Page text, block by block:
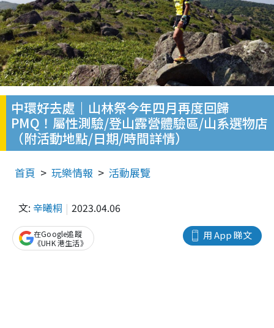
中環好去處｜山林祭今年四月再度回歸
PMQ！屬性測驗/登山露營體驗區/山系選物店
（附活動地點/日期/時間詳情）
首頁 玩樂情報 活動展覽
文: 辛曦桐 2023.04.06
用 App 睇文
在Google追蹤
《UHK 港生活》